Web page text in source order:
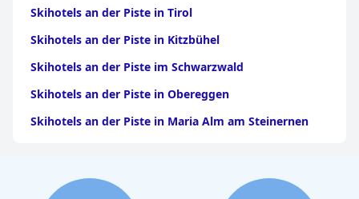
Skihotels an der Piste in Tirol
Skihotels an der Piste in Kitzbühel
Skihotels an der Piste im Schwarzwald
Skihotels an der Piste in Obereggen
Skihotels an der Piste in Maria Alm am Steinernen
Skihotels an der Piste in Winterberg